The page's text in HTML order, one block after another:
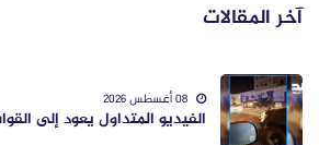
آخر المقالات
الفيديو المتداول يعود إلى